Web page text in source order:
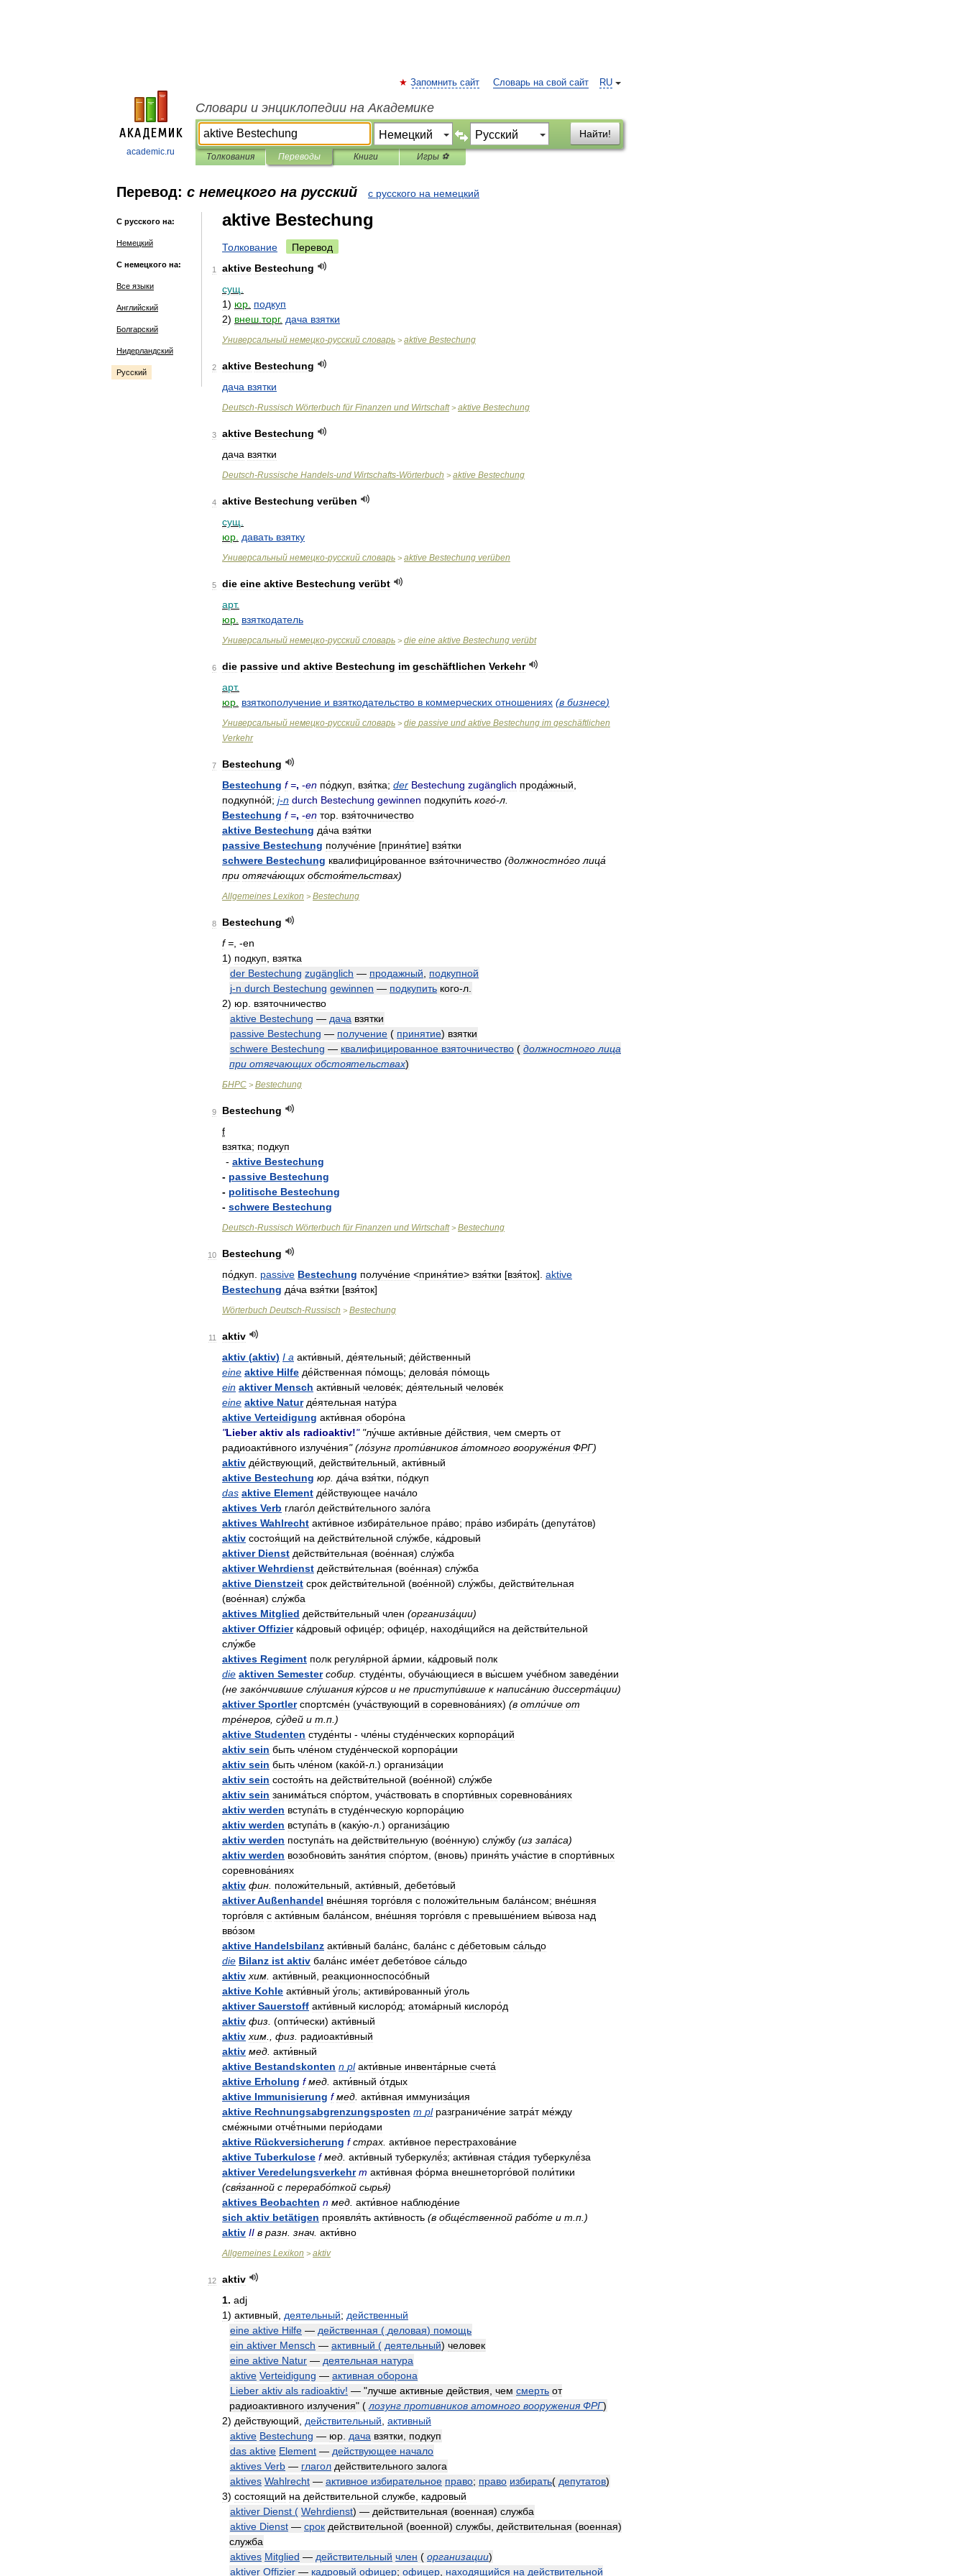
academic.ru
RU
Запомнить сайт Словарь на свой сайт
Словари и энциклопедии на Академике
Найти!
Толкования Переводы Книги Игры ⚽
Перевод: с немецкого на русский с русского на немецкий
С русского на:
Немецкий
С немецкого на:
Все языки
Английский
Болгарский
Нидерландский
Русский
aktive Bestechung
Толкование Перевод
1 aktive Bestechung
сущ
1) юр подкуп
2) внеш торг. дача взятки
Универсальный немецко-русский словарь > aktive Bestechung
2 aktive Bestechung
дача взятки
Deutsch-Russisch Wörterbuch für Finanzen und Wirtschaft> aktive Bestechung
3 aktive Bestechung
дача взятки
Deutsch-Russische Handels-und Wirtschafts-Wörterbuch > aktive Bestechung
4 aktive Bestechung verüben
сущ
юр давать взятку
Универсальный немецко-русский словарь > aktive Bestechung verüben
5 die eine aktive Bestechung verübt
арт.
юр взяткодатель
Универсальный немецко-русский словарь > die eine aktive Bestechung verübt
6 die passive und aktive Bestechung im geschäftlichen Verkehr
арт.
юр взяткополучение и взяткодательство в коммерческих отношениях (в бизнесе)
Универсальный немецко-русский словарь > die passive und aktive Bestechung im geschäftlichen
Verkehr
7
Bestechung
Bestechung f=, -en по́дкуп взя́тка; der Bestechung zugänglich прода́жный
подкупно́й; j-n durch Bestechung gewinnen подкупи́ть кого́-л
Bestechung f=, -en тор взя́точничество
aktive Bestechung да́ча взя́тки
passive Bestechung получе́ние [приня́тие] взя́тки
schwere Bestechung квалифици́рованное взя́точничество (должностно́го лица́
при отягча́ющих обстоя́тельствах)
Allgemeines Lexikon > Bestechung
8
Bestechung
f= , -en
1) подкуп
взятка
der Bestechung zugänglich — продажный
подкупной
j-n durch Bestechung gewinnen — подкупить кого-л
2) юр взяточничество
aktive Bestechung — дача взятки
passive Bestechung — получение ( принятие) взятки
schwere Bestechung — квалифицированное взяточничество ( должностного лица
при отягчающих обстоятельствах)
БНРС > Bestechung
9
Bestechung
f
взятка; подкуп
- aktive Bestechung
- passive Bestechung
- politische Bestechung
- schwere Bestechung
Deutsch-Russisch Wörterbuch für Finanzen und Wirtschaft> Bestechung
10
Bestechung
по́дкуп
passive Bestechung получе́ние <приня́тие> взя́тки [взя́ток]. aktive
Bestechung да́ча взя́тки [взя́ток]
Wörterbuch Deutsch-Russisch > Bestechung
11
aktiv
aktiv (aktiv) I a акти́вный де́ятельный; де́йственный
eine aktive Hilfe де́йственная по́мощь; делова́я по́мощь
ein aktiver Mensch акти́вный челове́к; де́ятельный челове́к
eine aktive Natur де́ятельная нату́ра
aktive Verteidigung акти́вная оборо́на
"Lieber aktiv als radioaktiv!" "лу́чше акти́вные де́йствия чем смерть от
радиоакти́вного излуче́ния" (ло́зунг проти́вников а́томного вооруже́ния ФРГ)
aktiv де́йствующий действи́тельный акти́вный
aktive Bestechung юр да́ча взя́тки
по́дкуп
das aktive Element де́йствующее нача́ло
aktives Verb глаго́л действи́тельного зало́га
aktives Wahlrecht акти́вное избира́тельное пра́во; пра́во избира́ть (депута́тов)
aktiv состоя́щий на действи́тельной слу́жбе ка́дровый
aktiver Dienst действи́тельная (вое́нная) слу́жба
aktiver Wehrdienst действи́тельная (вое́нная) слу́жба
aktive Dienstzeit срок действи́тельной (вое́нной) слу́жбы действи́тельная
(вое́нная) слу́жба
aktives Mitglied действи́тельный член (организа́ции)
aktiver Offizier ка́дровый офице́р; офице́р находя́щийся на действи́тельной
слу́жбе
aktives Regiment полк регуля́рной а́рмии ка́дровый полк
die aktiven Semester собир студе́нты обуча́ющиеся в вы́сшем уче́бном заведе́нии
(не зако́нчившие слу́шания ку́рсов и не приступи́вшие к написа́нию диссерта́ции)
aktiver Sportler спортсме́н (уча́ствующий в соревнова́ниях) (в отли́чие от
тре́неров су́дей и т п .)
aktive Studenten студе́нты - чле́ны студе́нческих корпора́ций
aktiv sein быть чле́ном студе́нческой корпора́ции
aktiv sein быть чле́ном (како́й-л .) организа́ции
aktiv sein состоя́ть на действи́тельной (вое́нной) слу́жбе
aktiv sein занима́ться спо́ртом уча́ствовать в спорти́вных соревнова́ниях
aktiv werden вступа́ть в студе́нческую корпора́цию
aktiv werden вступа́ть в (каку́ю-л .) организа́цию
aktiv werden поступа́ть на действи́тельную (вое́нную) слу́жбу (из запа́са)
aktiv werden возобнови́ть заня́тия спо́ртом , (вновь) приня́ть уча́стие в спорти́вных
соревнова́ниях
aktiv фин положи́тельный акти́вный
дебето́вый
aktiverAußenhandel вне́шняя торго́вля с положи́тельным бала́нсом; вне́шняя
торго́вля с акти́вным бала́нсом вне́шняя торго́вля с превыше́нием вы́воза над
вво́зом
aktive Handelsbilanz акти́вный бала́нс бала́нс с де́бетовым са́льдо
die Bilanz ist aktiv бала́нс име́ет дебето́вое са́льдо
aktiv хим акти́вный
реакционноспосо́бный
aktive Kohle акти́вный у́голь; активи́рованный у́голь
aktiver Sauerstoff акти́вный кислоро́д; атома́рный кислоро́д
aktiv физ (опти́чески) акти́вный
aktiv хим физ
радиоакти́вный
aktiv мед акти́вный
aktive Bestandskonten n pl акти́вные инвента́рные счета́
aktive Erholung f мед акти́вный о́тдых
aktive Immunisierung f мед акти́вная иммуниза́ция
aktive Rechnungsabgrenzungsposten m pl разграниче́ние затра́т ме́жду
сме́жными отчё́тными пери́одами
aktive Rückversicherung f страх акти́вное перестрахова́ние
aktive Tuberkulose f мед акти́вный туберкулё́з; акти́вная ста́дия туберкулё́за
aktiver Veredelungsverkehr m акти́вная фо́рма внешнеторго́вой поли́тики
(свя́занной с перерабо́ткой сырья́)
aktives Beobachten n мед акти́вное наблюде́ние
sich aktiv betätigen проявля́ть акти́вность (в обще́ственной рабо́те и т п .)
aktiv II в разн знач акти́вно
Allgemeines Lexikon > aktiv
12
aktiv
1. adj
1) активный деятельный; действенный
eine aktive Hilfe — действенная ( деловая) помощь
ein aktiver Mensch — активный ( деятельный) человек
eine aktive Natur — деятельная натура
aktive Verteidigung — активная оборона
Lieber aktiv als radioaktiv! — "лучше активные действия чем смерть от
радиоактивного излучения" ( лозунг противников атомного вооружения ФРГ)
2) действующий действительный активный
aktive Bestechung — юр дача взятки
подкуп
das aktive Element — действующее начало
aktives Verb — глагол действительного залога
aktives Wahlrecht — активное избирательное право; право избирать( депутатов)
3) состоящий на действительной службе кадровый
aktiver Dienst ( Wehrdienst) — действительная (военная) служба
aktive Dienst — срок действительной (военной) службы действительная (военная)
служба
aktives Mitglied — действительный член ( организации)
aktiver Offizier — кадровый офицер; офицер находящийся на действительной